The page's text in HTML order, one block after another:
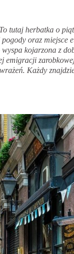
tutaj herbatka o
oraz miejsce
kojarzona z
emigracji
Każdy